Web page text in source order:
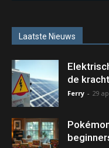
Laatste Nieuws
de
Ferry - 29